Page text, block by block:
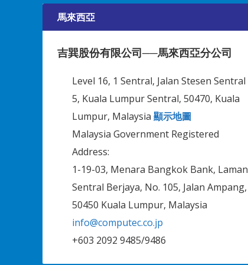
馬來西亞
吉巽股份有限公司──馬來西亞分公司
Level 16, 1 Sentral, Jalan Stesen Sentral
5, Kuala Lumpur Sentral, 50470, Kuala
Lumpur, Malaysia 顯示地圖
Malaysia Government Registered
Address:
1-19-03, Menara Bangkok Bank, Laman
Sentral Berjaya, No. 105, Jalan Ampang,
50450 Kuala Lumpur, Malaysia
info@computec.co.jp
+603 2092 9485/9486